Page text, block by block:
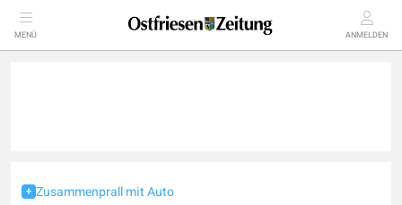
MENÜ ANMELDEN
Zusammenprall mit Auto